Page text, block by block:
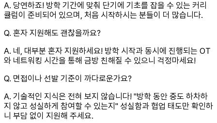
A. 당연하죠! 방학 기간에 맞춰 단기에 기초를 잡을 수 있는 커리
큘럼이 준비되어 있으며, 처음 시작하시는 분들이 더 많습니다.
Q. 혼자 지원해도 괜찮을까요?
A. 네, 대부분 혼자 지원하세요! 방학 시작과 동시에 진행되는 OT
와 네트워킹 시간을 통해 금방 친해질 수 있으니 걱정마세요!
Q. 면접이나 선발 기준이 까다로운가요?
A. 기술적인 지식은 전혀 보지 않습니다! "방학 동안 중도 하차하
지 않고 성실하게 참여할 수 있는지" 성실함과 협업 태도만 확인하
니 부담 없이 지원해 주세요.